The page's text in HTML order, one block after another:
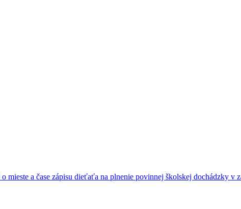
a čase zápisu dieťaťa na plnenie povinnej školskej dochádzky v